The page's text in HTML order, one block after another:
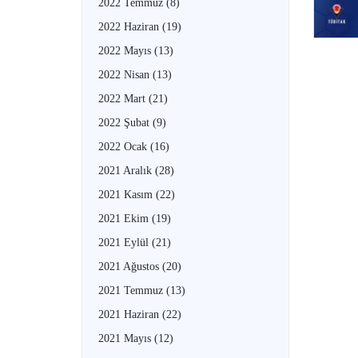
2022 Temmuz (8)
2022 Haziran (19)
2022 Mayıs (13)
2022 Nisan (13)
2022 Mart (21)
2022 Şubat (9)
2022 Ocak (16)
2021 Aralık (28)
2021 Kasım (22)
2021 Ekim (19)
2021 Eylül (21)
2021 Ağustos (20)
2021 Temmuz (13)
2021 Haziran (22)
2021 Mayıs (12)